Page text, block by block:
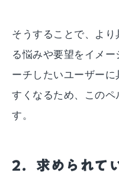
そうすることで、よ
る悩みや要望をイメ
ーチしたいユーザー
すくなるため、この
す。
2．求められて